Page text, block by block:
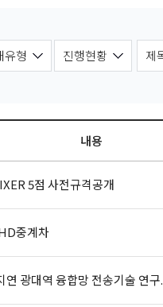
내용
5점 사전규격공개
중계차
연 광대역 융합망 전송기술 연구